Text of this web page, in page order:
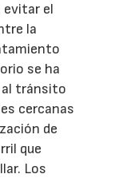
evitar el
la
se ha
al tránsito
cercanas
de
que
Los